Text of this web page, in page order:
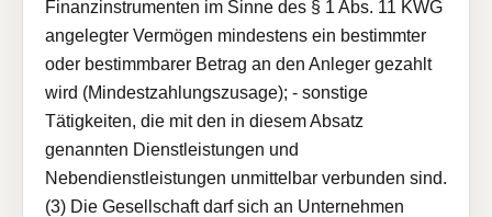
Finanzinstrumenten im Sinne des § 1 Abs. 11 KWG
angelegter Vermögen mindestens ein bestimmter
oder bestimmbarer Betrag an den Anleger gezahlt
wird (Mindestzahlungszusage); - sonstige
Tätigkeiten, die mit den in diesem Absatz
genannten Dienstleistungen und
Nebendienstleistungen unmittelbar verbunden sind.
(3) Die Gesellschaft darf sich an Unternehmen